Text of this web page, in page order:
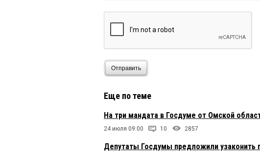
Отправить
Еще по теме
На три мандата в Госдуме от Омской
24 июля 09:00 10 2857
Депутаты Госдумы предложили узаконить